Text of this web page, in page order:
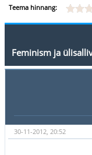
Teema hinnang:
Feminism ja
30-11-2012, 20:52